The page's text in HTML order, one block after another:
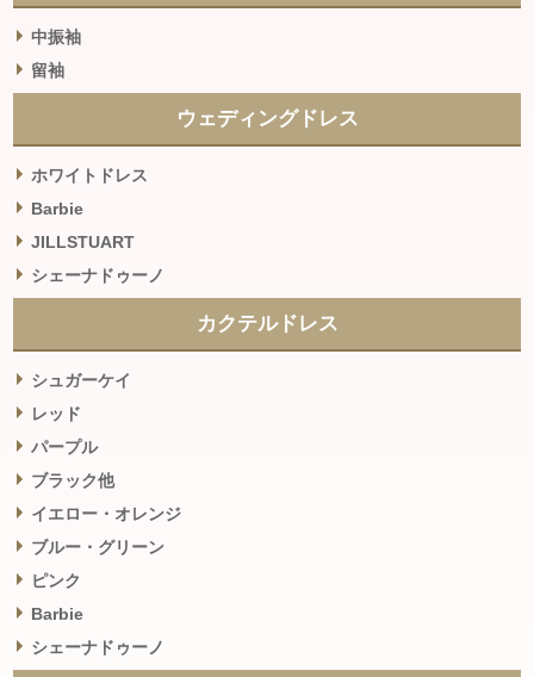
中振袖
留袖
ウェディングドレス
ホワイトドレス
Barbie
JILLSTUART
シェーナドゥーノ
カクテルドレス
シュガーケイ
レッド
パープル
ブラック他
イエロー・オレンジ
ブルー・グリーン
ピンク
Barbie
シェーナドゥーノ